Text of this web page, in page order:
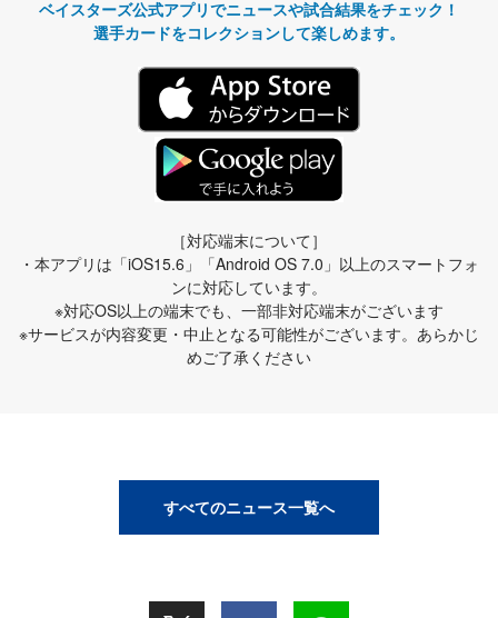
ベイスターズ公式アプリでニュースや試合結果をチェック！
選手カードをコレクションして楽しめます。
［対応端末について］
・本アプリは「iOS15.6」「Android OS 7.0」以上のスマートフォ
ンに対応しています。
※対応OS以上の端末でも、一部非対応端末がございます
※サービスが内容変更・中止となる可能性がございます。あらかじ
めご了承ください
すべてのニュース一覧へ